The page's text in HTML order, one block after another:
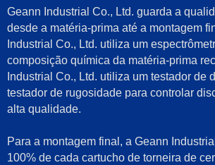
Geann Industrial Co., Ltd. guarda a
desde a matéria-prima até a montagem
Industrial Co., Ltd. utiliza um
composição química da matéria-prima
Industrial Co., Ltd. utiliza um testador de
testador de rugosidade para controlar
alta qualidade.
Para a montagem final, a Geann
100% de cada cartucho de torneira de